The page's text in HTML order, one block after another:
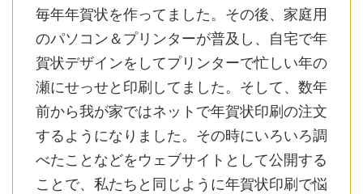
毎年年賀状を作ってました。その後、家庭用
のパソコン＆プリンターが普及し、自宅で年
賀状デザインをしてプリンターで忙しい年の
瀬にせっせと印刷してました。そして、数年
前から我が家ではネットで年賀状印刷の注文
するようになりました。その時にいろいろ調
べたことなどをウェブサイトとして公開する
ことで、私たちと同じように年賀状印刷で悩